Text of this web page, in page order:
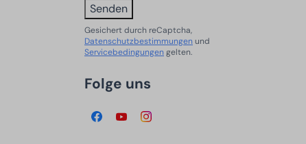
Senden
Gesichert durch reCaptcha,
Datenschutzbestimmungen und
Servicebedingungen gelten.
Folge uns